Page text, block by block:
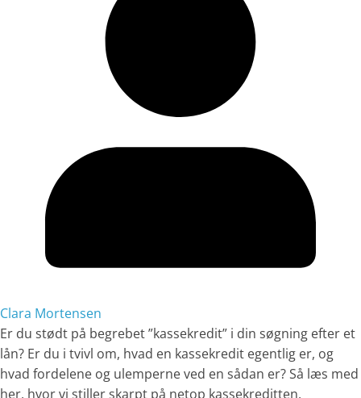
Clara Mortensen
Er du stødt på begrebet ”kassekredit” i din søgning efter et
lån? Er du i tvivl om, hvad en kassekredit egentlig er, og
hvad fordelene og ulemperne ved en sådan er? Så læs med
her, hvor vi stiller skarpt på netop kassekreditten.